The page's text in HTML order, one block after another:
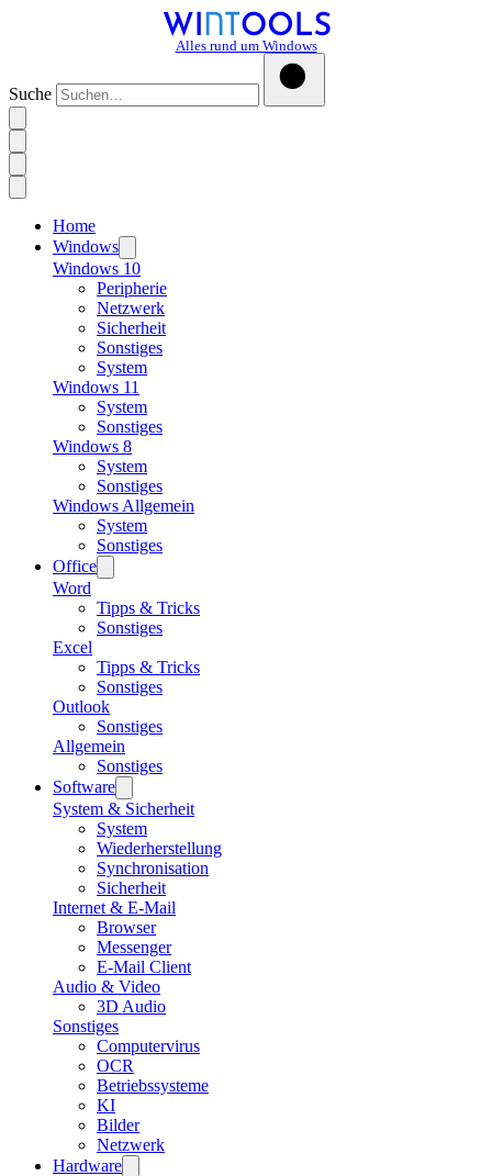
Alles rund um Windows
Suche
Home
Windows
Windows 10
Peripherie
Netzwerk
Sicherheit
Sonstiges
System
Windows 11
System
Sonstiges
Windows 8
System
Sonstiges
Windows Allgemein
System
Sonstiges
Office
Word
Tipps & Tricks
Sonstiges
Excel
Tipps & Tricks
Sonstiges
Outlook
Sonstiges
Allgemein
Sonstiges
Software
System & Sicherheit
System
Wiederherstellung
Synchronisation
Sicherheit
Internet & E-Mail
Browser
Messenger
E-Mail Client
Audio & Video
3D Audio
Sonstiges
Computervirus
OCR
Betriebssysteme
KI
Bilder
Netzwerk
Hardware